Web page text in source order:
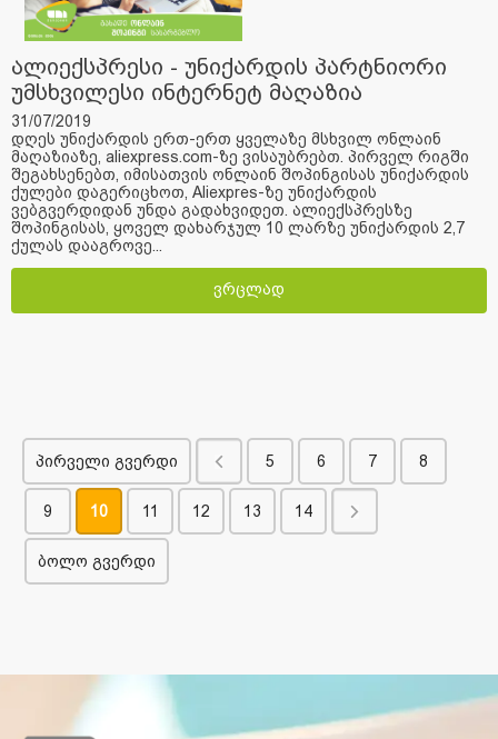
ალიექსპრესი - უნიქარდის პარტნიორი
უმსხვილესი ინტერნეტ მაღაზია
31/07/2019
დღეს უნიქარდის ერთ-ერთ ყველაზე მსხვილ ონლაინ
მაღაზიაზე, aliexpress.com-ზე ვისაუბრებთ. პირველ რიგში
შეგახსენებთ, იმისათვის ონლაინ შოპინგისას უნიქარდის
ქულები დაგერიცხოთ, Aliexpres-ზე უნიქარდის
ვებგვერდიდან უნდა გადახვიდეთ. ალიექსპრესზე
შოპინგისას, ყოველ დახარჯულ 10 ლარზე უნიქარდის 2,7
ქულას დააგროვე...
ვრცლად
პირველი გვერდი 5 6 7 8
9 10 11 12 13 14
ბოლო გვერდი